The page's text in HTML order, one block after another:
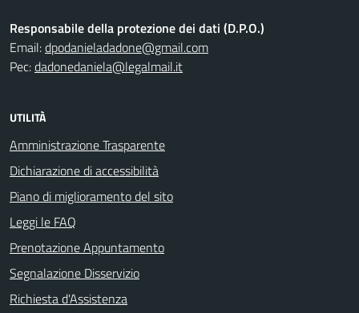
Responsabile della protezione dei dati (D.P.O.)
Email:dpodanieladadone@gmail.com
Pec:dadonedaniela@legalmail.it
UTILITÀ
Amministrazione Trasparente
Dichiarazione di accessibilità
Piano di miglioramento del sito
Leggi le FAQ
Prenotazione Appuntamento
Segnalazione Disservizio
Richiesta d'Assistenza